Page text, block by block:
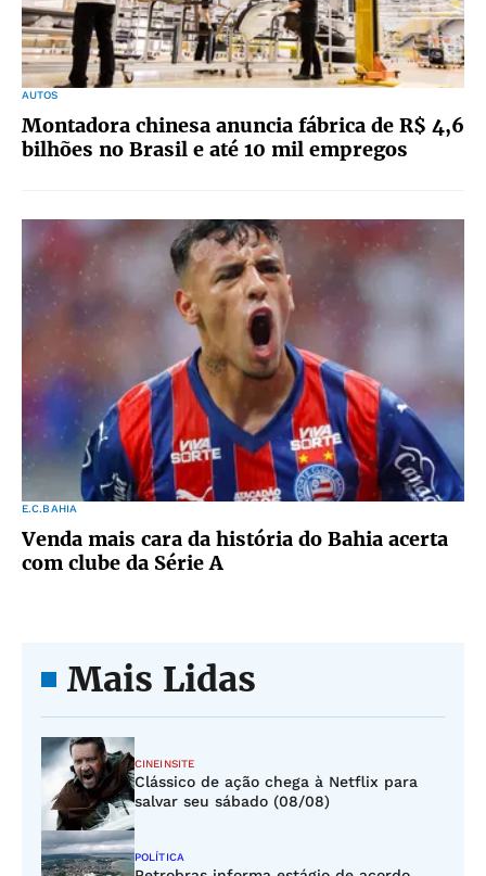
AUTOS
Montadora chinesa anuncia fábrica de R$ 4,6
bilhões no Brasil e até 10 mil empregos
E.C.BAHIA
Venda mais cara da história do Bahia acerta
com clube da Série A
Mais Lidas
CINEINSITE
Clássico de ação chega à Netflix para
salvar seu sábado (08/08)
POLÍTICA